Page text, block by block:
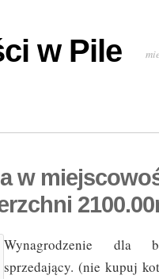
w Pile
w
Wynagrodzenie dla
sprzedający. (nie kupuj